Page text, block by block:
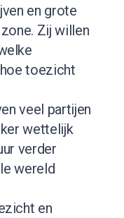
en grote
Zij willen
toezicht
veel partijen
wettelijk
verder
wereld
en